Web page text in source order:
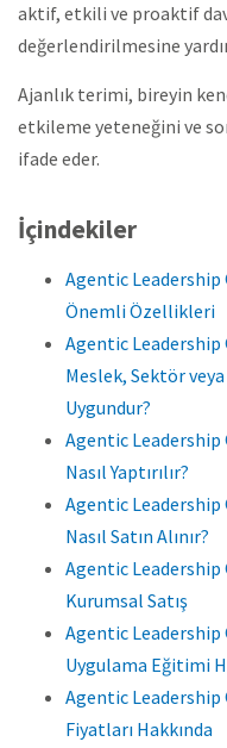
aktif, etkili ve proaktif
değerlendirilmesine
Ajanlık terimi, bireyin
etkileme yeteneğini ve
ifade eder.
İçindekiler
Agentic
Önemli Özellikleri
Agentic
Meslek, Sektör
Uygundur?
Agentic
Nasıl Yaptırılır?
Agentic
Nasıl Satın Alınır?
Agentic Leadership
Kurumsal Satış
Agentic
Uygulama Eğitimi
Agentic Leadership
Fiyatları Hakkında